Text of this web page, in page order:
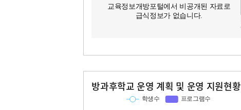
교육정보개방포털에서 비공개된 자료로
급식정보가 없습니다.
방과후학교 운영 계획 및 운영 지원현황